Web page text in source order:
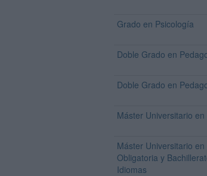
Grado en Psicología
Doble Grado en
Doble Grado en
Máster Universitario
Máster Universitario
Obligatoria y
Idiomas